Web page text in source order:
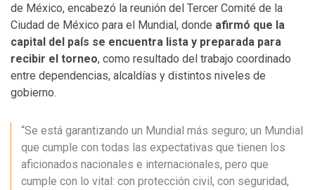
de México, encabezó la reunión del Tercer Comité de la
Ciudad de México para el Mundial, donde afirmó que la
capital del país se encuentra lista y preparada para
recibir el torneo, como resultado del trabajo coordinado
entre dependencias, alcaldías y distintos niveles de
gobierno.
“Se está garantizando un Mundial más seguro; un Mundial
que cumple con todas las expectativas que tienen los
aficionados nacionales e internacionales, pero que
cumple con lo vital: con protección civil, con seguridad,